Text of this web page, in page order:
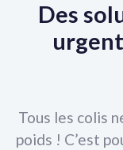
Des
Tous les colis
poids ! C’est